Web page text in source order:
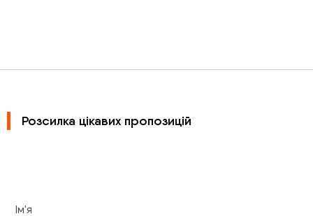
Розсилка цікавих пропозицій